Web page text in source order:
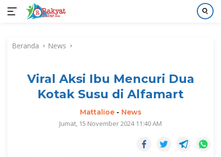
kontenBeranda News
Viral Aksi Ibu Mencuri Dua
Kotak Susu di Alfamart
Mattalioe- News
Jumat, 15 November 2024 11:40 AM